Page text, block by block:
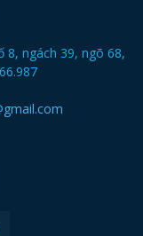
8, ngách 39, ngõ 68,